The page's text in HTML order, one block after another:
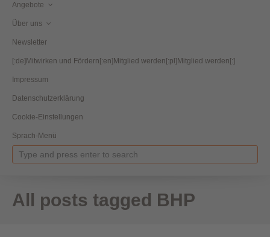
Angebote
Über uns
Newsletter
[:de]Mitwirken und Fördern[:en]Mitglied werden[:pl]Mitglied werden[:]
Impressum
Datenschutzerklärung
Cookie-Einstellungen
Sprach-Menü
All posts tagged BHP